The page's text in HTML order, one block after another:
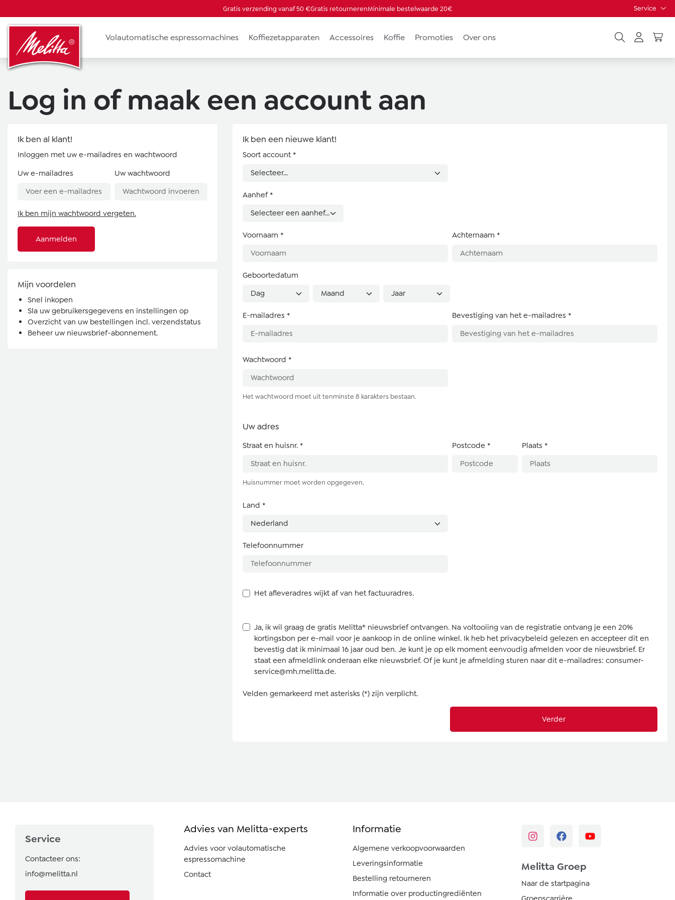
Gratis verzending vanaf 50 €Gratis retournerenMinimale bestelwaarde 20€ Service
Volautomatische espressomachines Koffiezetapparaten Accessoires Koffie Promoties Over ons
Log in of maak een account aan
Ik ben al klant!
Inloggen met uw e-mailadres en wachtwoord
Uw e-mailadres
Uw wachtwoord
Ik ben mijn wachtwoord vergeten.
Aanmelden
Mijn voordelen
Snel inkopen
Sla uw gebruikersgegevens en instellingen op
Overzicht van uw bestellingen incl. verzendstatus
Beheer uw nieuwsbrief-abonnement.
Ik ben een nieuwe klant!
Persoonlijke informatie
Soort account *
Aanhef *
Voornaam * Achternaam *
Geboortedatum
E-mailadres * Bevestiging van het e-mailadres *
Wachtwoord *
Het wachtwoord moet uit tenminste 8 karakters bestaan.
Uw adres
Straat en huisnr. *
Huisnummer moet worden opgegeven.
Postcode * Plaats *
Land *
Telefoonnummer
Het afleveradres wijkt af van het factuuradres.
Ja, ik wil graag de gratis Melitta® nieuwsbrief ontvangen. Na voltooiing van de registratie ontvang je een 20%
kortingsbon per e-mail voor je aankoop in de online winkel. Ik heb het privacybeleid gelezen en accepteer dit en
bevestig dat ik minimaal 16 jaar oud ben. Je kunt je op elk moment eenvoudig afmelden voor de nieuwsbrief. Er
staat een afmeldlink onderaan elke nieuwsbrief. Of je kunt je afmelding sturen naar dit e-mailadres: consumer-
service@mh.melitta.de.
Velden gemarkeerd met asterisks (*) zijn verplicht.
Verder
Service
Contacteer ons:
info@melitta.nl
Advies van Melitta-experts
Advies voor volautomatische
espressomachine
Contact
Informatie
Algemene verkoopvoorwaarden
Leveringsinformatie
Bestelling retourneren
Informatie over productingrediënten
Melitta Groep
Naar de startpagina